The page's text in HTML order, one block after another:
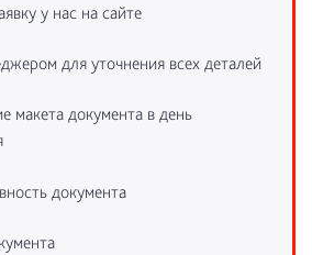
у нас на сайте
для уточнения всех деталей
макета документа в день
документа